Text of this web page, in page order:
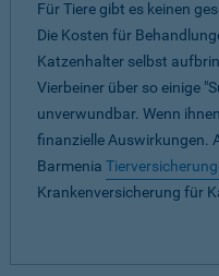
Für Tiere gibt es keinen
Die Kosten für
Katzenhalter selbst
Vierbeiner über so einige
unverwundbar. Wenn
finanzielle Auswirkungen.
Barmenia
Krankenversicherung für